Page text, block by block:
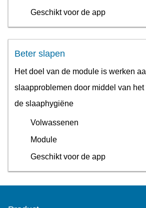
Geschikt voor de app
Beter slapen
Het doel van de module is werken
slaapproblemen door middel van het
de slaaphygiëne
Volwassenen
Module
Geschikt voor de app